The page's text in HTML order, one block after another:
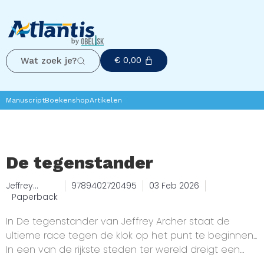
Wat zoek je? € 0,00
ManuscriptBoekenshopArtikelen
De tegenstander
Jeffrey
Archer
9789402720495
03 Feb 2026
Paperback
In De tegenstander van Jeffrey Archer staat de
ultieme race tegen de klok op het punt te beginnen...
In een van de rijkste steden ter wereld dreigt een